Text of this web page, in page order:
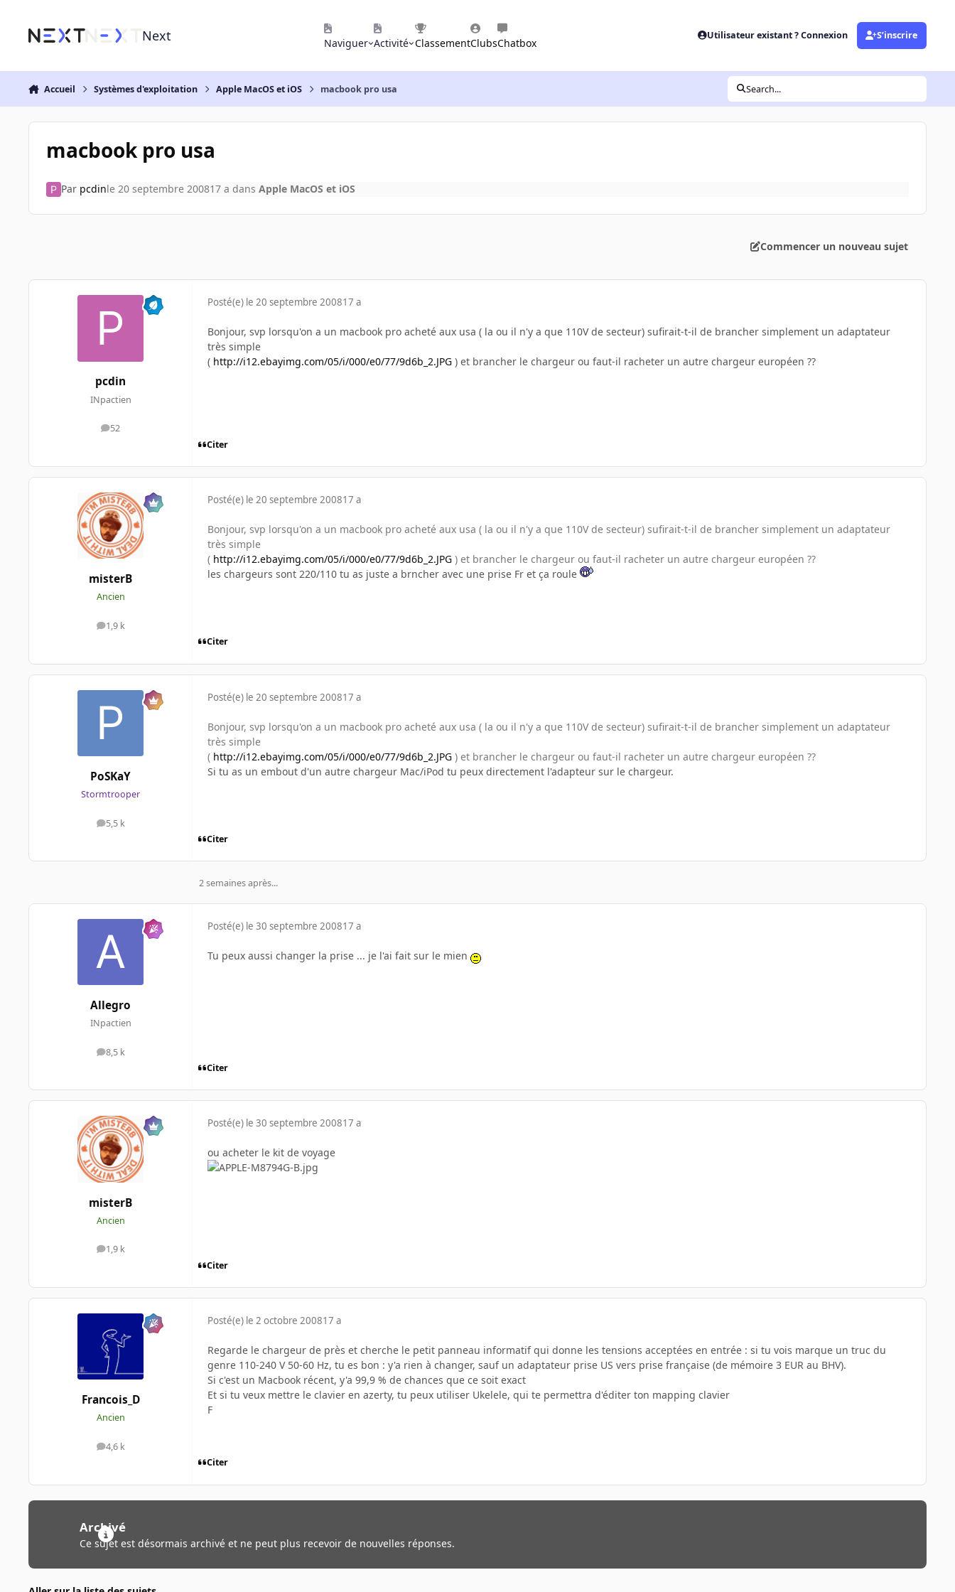
Next Naviguer Activité ClassementClubsChatbox
Utilisateur existant ? Connexion S’inscrire
Accueil Systèmes d'exploitation Apple MacOS et iOS macbook pro usa Search...
macbook pro usa
Par pcdinle 20 septembre 200817 a dans Apple MacOS et iOS
Commencer un nouveau sujet
pcdin
INpactien
52
messages
Posté(e) le 20 septembre 200817 a
Bonjour, svp lorsqu'on a un macbook pro acheté aux usa ( la ou il n'y a que 110V de secteur) sufirait-t-il de brancher simplement un adaptateur
très simple
( http://i12.ebayimg.com/05/i/000/e0/77/9d6b_2.JPG ) et brancher le chargeur ou faut-il racheter un autre chargeur européen ??
Citer
misterB
Ancien
1,9 k
messages
Posté(e) le 20 septembre 200817 a
Bonjour, svp lorsqu'on a un macbook pro acheté aux usa ( la ou il n'y a que 110V de secteur) sufirait-t-il de brancher simplement un adaptateur
très simple
( http://i12.ebayimg.com/05/i/000/e0/77/9d6b_2.JPG ) et brancher le chargeur ou faut-il racheter un autre chargeur européen ??
les chargeurs sont 220/110 tu as juste a brncher avec une prise Fr et ça roule
Citer
PoSKaY
Stormtrooper
5,5 k
messages
Posté(e) le 20 septembre 200817 a
Bonjour, svp lorsqu'on a un macbook pro acheté aux usa ( la ou il n'y a que 110V de secteur) sufirait-t-il de brancher simplement un adaptateur
très simple
( http://i12.ebayimg.com/05/i/000/e0/77/9d6b_2.JPG ) et brancher le chargeur ou faut-il racheter un autre chargeur européen ??
Si tu as un embout d'un autre chargeur Mac/iPod tu peux directement l'adapteur sur le chargeur.
Citer
2 semaines après...
Allegro
INpactien
8,5 k
messages
Posté(e) le 30 septembre 200817 a
Tu peux aussi changer la prise ... je l'ai fait sur le mien
Citer
misterB
Ancien
1,9 k
messages
Posté(e) le 30 septembre 200817 a
ou acheter le kit de voyage
Citer
Francois_D
Ancien
4,6 k
messages
Posté(e) le 2 octobre 200817 a
Regarde le chargeur de près et cherche le petit panneau informatif qui donne les tensions acceptées en entrée : si tu vois marque un truc du
genre 110-240 V 50-60 Hz, tu es bon : y'a rien à changer, sauf un adaptateur prise US vers prise française (de mémoire 3 EUR au BHV).
Si c'est un Macbook récent, y'a 99,9 % de chances que ce soit exact
Et si tu veux mettre le clavier en azerty, tu peux utiliser Ukelele, qui te permettra d'éditer ton mapping clavier
F
Citer
Archivé
Ce sujet est désormais archivé et ne peut plus recevoir de nouvelles réponses.